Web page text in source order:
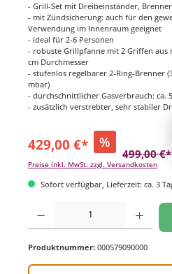
- Grill-Set mit Dreibeinständer,
- mit Zündsicherung: auch für den
Verwendung im Innenraum geeignet
- ideal für 2-6 Personen
- robuste Grillpfanne mit 2 Griffen aus
cm Durchmesser
- stufenlos regelbarer 2-Ring-Brenner
mbar)
- durchschnittlicher Gasverbrauch: ca.
- zusätzlich verstrebter, sehr stabiler
429,00 €* %
499,00 €*
Preise inkl. MwSt. zzgl. Versandkosten
Sofort verfügbar, Lieferzeit: ca. 3
Produkt Anzahl: Gib den gewünschten
Produktnummer: 000579090000